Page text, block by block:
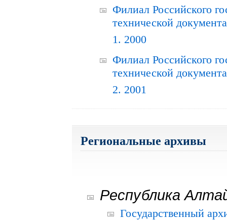
Филиал Российского
технической
1. 2000
Филиал Российского
технической
2. 2001
Региональные архивы
Республика
Государственный